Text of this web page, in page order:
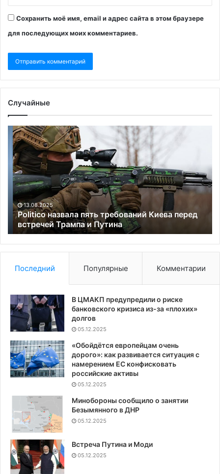
Сохранить моё имя, email и адрес сайта в этом браузере
для последующих моих комментариев.
Случайные
Politico
назвала
пять
требований
Киева
перед
встречей
Трампа
Путина
13.08.2025
Politico назвала пять требований Киева перед
встречей Трампа и Путина
Последний Популярные Комментарии
В ЦМАКП предупредили о риске
банковского кризиса из-за «плохих»
долгов
05.12.2025
«Обойдётся европейцам очень
дорого»: как развивается ситуация с
намерением ЕС конфисковать
российские активы
05.12.2025
Минобороны сообщило о занятии
Безымянного в ДНР
05.12.2025
Встреча Путина и Моди
05.12.2025